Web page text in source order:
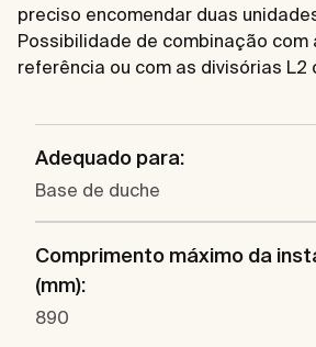
preciso encomendar duas
Possibilidade de combinação com
referência ou com as divisórias L2
Adequado para:
Base de duche
Comprimento máximo da
(mm):
890